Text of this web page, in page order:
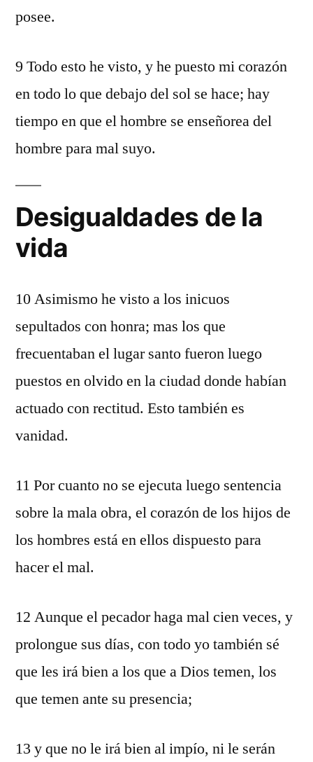
posee.
9 Todo esto he visto, y he puesto mi corazón
en todo lo que debajo del sol se hace; hay
tiempo en que el hombre se enseñorea del
hombre para mal suyo.
Desigualdades de la
vida
10 Asimismo he visto a los inicuos
sepultados con honra; mas los que
frecuentaban el lugar santo fueron luego
puestos en olvido en la ciudad donde habían
actuado con rectitud. Esto también es
vanidad.
11 Por cuanto no se ejecuta luego sentencia
sobre la mala obra, el corazón de los hijos de
los hombres está en ellos dispuesto para
hacer el mal.
12 Aunque el pecador haga mal cien veces, y
prolongue sus días, con todo yo también sé
que les irá bien a los que a Dios temen, los
que temen ante su presencia;
13 y que no le irá bien al impío, ni le serán